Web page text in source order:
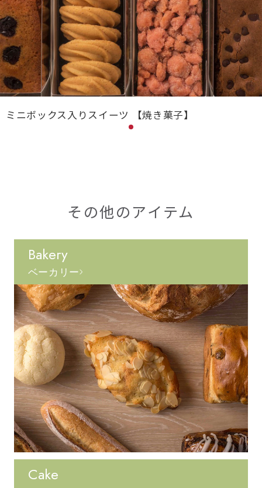
ミニボックス入りスイーツ 【焼き菓子】
その他のアイテム
Bakery
ベーカリー
Cake